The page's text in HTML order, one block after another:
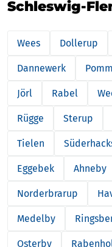
Schleswig-
Wees Dollerup
Dannewerk
Jörl Rabel
Rügge Sterup
Tielen
Eggebek Ahneby
Norderbrarup
Medelby
Osterby